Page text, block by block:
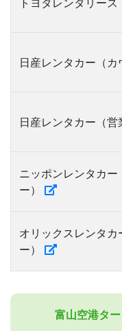
日産レンタカー（カ
日産レンタカー（営
ニッポンレンタカー
ー）
オリックスレンタカ
ー）
富山空港タ